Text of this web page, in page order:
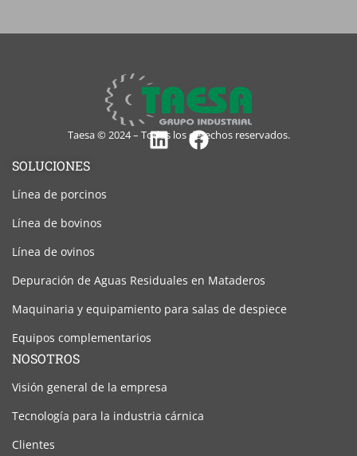
Taesa © 2024 – Todos los derechos reservados.
SOLUCIONES
Línea de porcinos
Línea de bovinos
Línea de ovinos
Depuración de Aguas Residuales en Mataderos
Maquinaria y equipamiento para salas de despiece
Equipos complementarios
NOSOTROS
Visión general de la empresa
Tecnología para la industria cárnica
Clientes